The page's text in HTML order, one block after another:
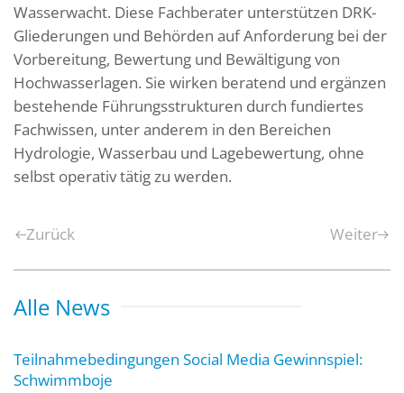
Wasserwacht. Diese Fachberater unterstützen DRK-
Gliederungen und Behörden auf Anforderung bei der
Vorbereitung, Bewertung und Bewältigung von
Hochwasserlagen. Sie wirken beratend und ergänzen
bestehende Führungsstrukturen durch fundiertes
Fachwissen, unter anderem in den Bereichen
Hydrologie, Wasserbau und Lagebewertung, ohne
selbst operativ tätig zu werden.
Zurück Weiter
Alle News
Teilnahmebedingungen Social Media Gewinnspiel:
Schwimmboje